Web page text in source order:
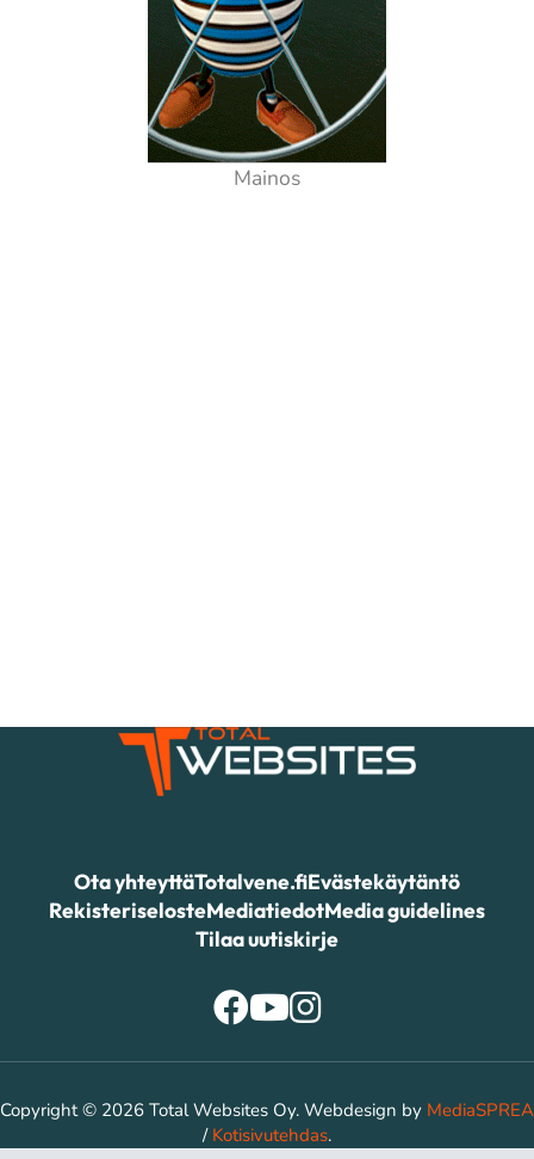
Ota yhteyttäTotalvene.fiEvästekäytäntö
RekisteriselosteMediatiedotMedia guidelines
Tilaa uutiskirje
Copyright © 2026 Total Websites Oy. Webdesign by MediaSPREA
/ Kotisivutehdas.